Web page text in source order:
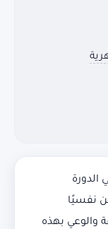
الدورة
نفسيًا
والوعي بهذه